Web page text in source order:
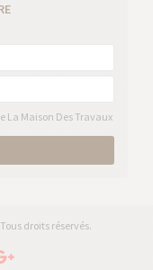
La Maison Des Travaux
droits réservés.